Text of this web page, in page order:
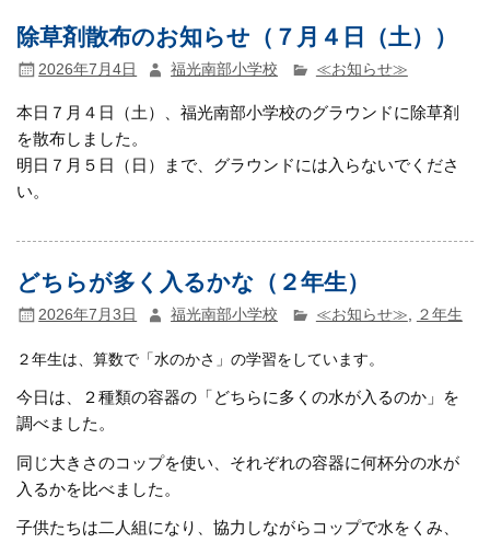
除草剤散布のお知らせ（７月４日（土））
2026年7月4日 福光南部小学校 ≪お知らせ≫
本日７月４日（土）、福光南部小学校のグラウンドに除草剤
を散布しました。
明日７月５日（日）まで、グラウンドには入らないでくださ
い。
どちらが多く入るかな（２年生）
2026年7月3日 福光南部小学校 ≪お知らせ≫ ２年生
２年生は、算数で「水のかさ」の学習をしています。
今日は、２種類の容器の「どちらに多くの水が入るのか」を
調べました。
同じ大きさのコップを使い、それぞれの容器に何杯分の水が
入るかを比べました。
子供たちは二人組になり、協力しながらコップで水をくみ、